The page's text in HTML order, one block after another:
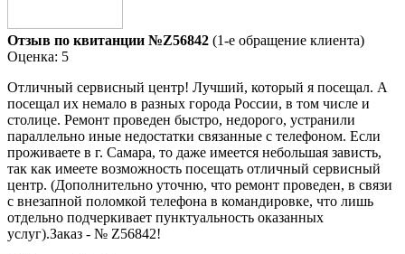
Отзыв по квитанции №Z56842 (1-е обращение клиента)
Оценка: 5
Отличный сервисный центр! Лучший, который я посещал. А
посещал их немало в разных города России, в том числе и
столице. Ремонт проведен быстро, недорого, устранили
параллельно иные недостатки связанные с телефоном. Если
проживаете в г. Самара, то даже имеется небольшая зависть,
так как имеете возможность посещать отличный сервисный
центр. (Дополнительно уточню, что ремонт проведен, в связи
с внезапной поломкой телефона в командировке, что лишь
отдельно подчеркивает пунктуальность оказанных
услуг).Заказ - № Z56842!